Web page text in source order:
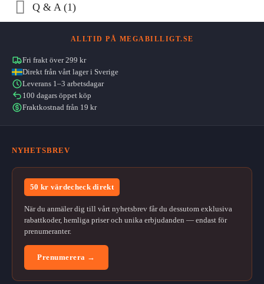
Q & A (1)
ALLTID PÅ MEGABILLIGT.SE
Fri frakt över 299 kr
Direkt från vårt lager i Sverige
Leverans 1–3 arbetsdagar
100 dagars öppet köp
Fraktkostnad från 19 kr
NYHETSBREV
50 kr värdecheck direkt
När du anmäler dig till vårt nyhetsbrev får du dessutom exklusiva
rabattkoder, hemliga priser och unika erbjudanden — endast för
prenumeranter.
Prenumerera →